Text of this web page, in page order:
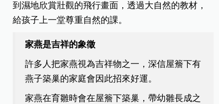
到濕地欣賞壯觀的飛行畫面，透過大自然的教材，
給孩子上一堂尊重自然的課。
家燕是吉祥的象徵
許多人把家燕視為吉祥物之一，深信屋簷下有
燕子築巢的家庭會因此招來好運。
家燕在育雛時會在屋簷下築巢，帶幼雛長成之